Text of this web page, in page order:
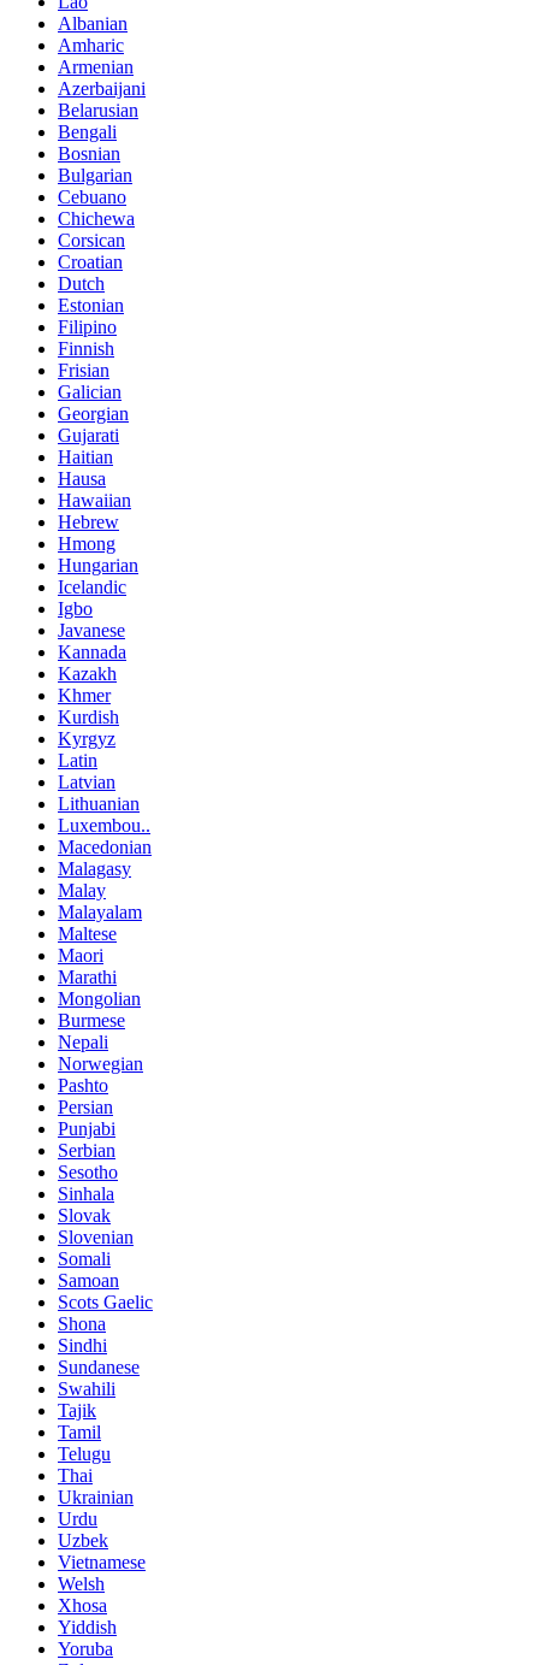
Albanian
Amharic
Armenian
Azerbaijani
Belarusian
Bengali
Bosnian
Bulgarian
Cebuano
Chichewa
Corsican
Croatian
Dutch
Estonian
Filipino
Finnish
Frisian
Galician
Georgian
Gujarati
Haitian
Hausa
Hawaiian
Hebrew
Hmong
Hungarian
Icelandic
Igbo
Javanese
Kannada
Kazakh
Khmer
Kurdish
Kyrgyz
Latin
Latvian
Lithuanian
Luxembou..
Macedonian
Malagasy
Malay
Malayalam
Maltese
Maori
Marathi
Mongolian
Burmese
Nepali
Norwegian
Pashto
Persian
Punjabi
Serbian
Sesotho
Sinhala
Slovak
Slovenian
Somali
Samoan
Scots Gaelic
Shona
Sindhi
Sundanese
Swahili
Tajik
Tamil
Telugu
Thai
Ukrainian
Urdu
Uzbek
Vietnamese
Welsh
Xhosa
Yiddish
Yoruba